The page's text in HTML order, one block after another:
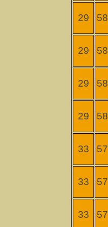
29 58
29 58
29 58
29 58
33 57
33 57
33 57